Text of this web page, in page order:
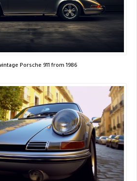
Porsche 911 from 1986